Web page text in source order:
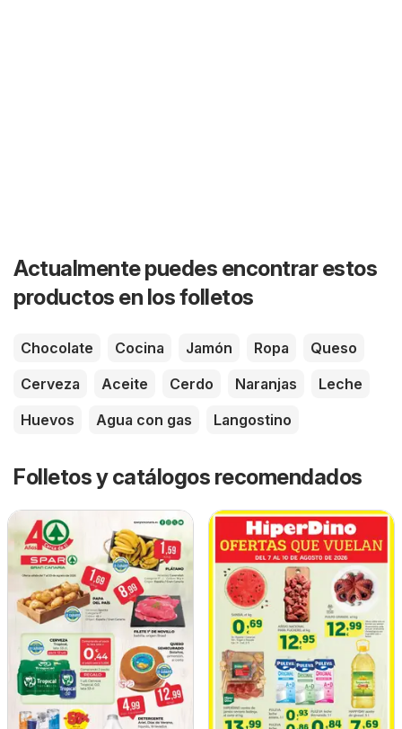
Actualmente puedes encontrar estos
productos en los folletos
Chocolate Cocina Jamón Ropa
Queso
Cerveza
Aceite Cerdo Naranjas
Leche
Huevos
Agua con gas Langostino
Folletos y catálogos recomendados